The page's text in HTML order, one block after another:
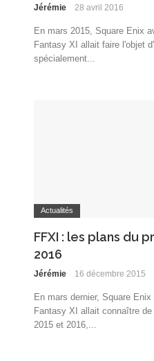
Jérémie 28 avril 2016
En mars 2015, Square Enix
Fantasy XI allait faire l'objet
spécialement...
Actualités
FFXI : les plans du
2016
Jérémie 16 décembre 2015
En mars dernier, Square
Fantasy XI allait connaître
2015 et 2016,...